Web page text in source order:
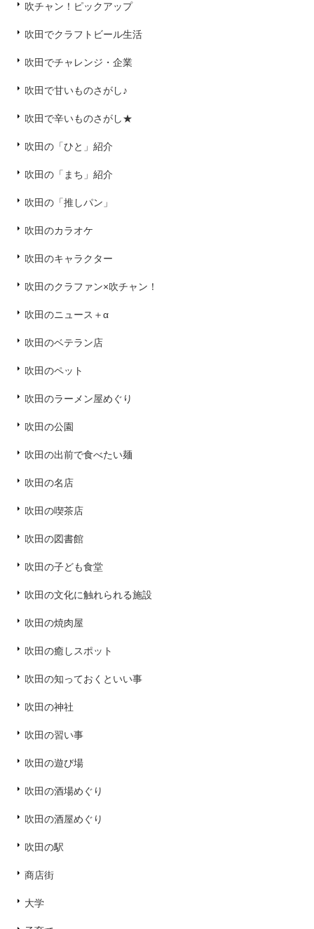
吹チャン！ピックアップ
吹田でクラフトビール生活
吹田でチャレンジ・企業
吹田で甘いものさがし♪
吹田で辛いものさがし★
吹田の「ひと」紹介
吹田の「まち」紹介
吹田の「推しパン」
吹田のカラオケ
吹田のキャラクター
吹田のクラファン×吹チャン！
吹田のニュース＋α
吹田のベテラン店
吹田のペット
吹田のラーメン屋めぐり
吹田の公園
吹田の出前で食べたい麺
吹田の名店
吹田の喫茶店
吹田の図書館
吹田の子ども食堂
吹田の文化に触れられる施設
吹田の焼肉屋
吹田の癒しスポット
吹田の知っておくといい事
吹田の神社
吹田の習い事
吹田の遊び場
吹田の酒場めぐり
吹田の酒屋めぐり
吹田の駅
商店街
大学